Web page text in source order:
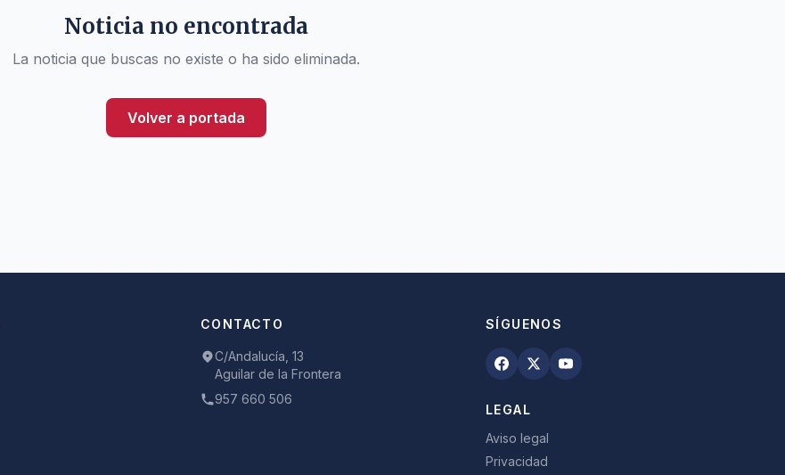
Noticia no encontrada
La noticia que buscas no existe o ha sido eliminada.
Volver a portada
CONTACTO
C/Andalucía, 13
Aguilar de la Frontera
957 660 506
SÍGUENOS
LEGAL
Aviso legal
Privacidad